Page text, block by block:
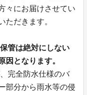
々にお届けさせてい
ただきます。
管は絶対にしない
因となります。
完全防水仕様のバ
部分から雨水等の侵